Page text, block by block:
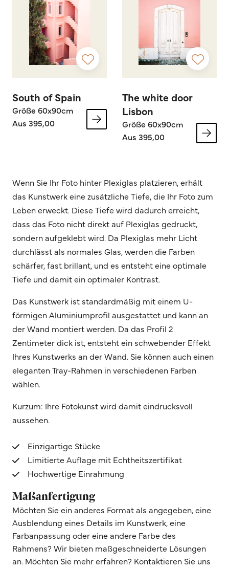
South of Spain
Größe 60x90cm
Aus 395,00
The white door
Lisbon
Größe 60x90cm
Aus 395,00
Wenn Sie Ihr Foto hinter Plexiglas platzieren, erhält
das Kunstwerk eine zusätzliche Tiefe, die Ihr Foto zum
Leben erweckt. Diese Tiefe wird dadurch erreicht,
dass das Foto nicht direkt auf Plexiglas gedruckt,
sondern aufgeklebt wird. Da Plexiglas mehr Licht
durchlässt als normales Glas, werden die Farben
schärfer, fast brillant, und es entsteht eine optimale
Tiefe und damit ein optimaler Kontrast.
Das Kunstwerk ist standardmäßig mit einem U-
förmigen Aluminiumprofil ausgestattet und kann an
der Wand montiert werden. Da das Profil 2
Zentimeter dick ist, entsteht ein schwebender Effekt
Ihres Kunstwerks an der Wand. Sie können auch einen
eleganten Tray-Rahmen in verschiedenen Farben
wählen.
Kurzum: Ihre Fotokunst wird damit eindrucksvoll
aussehen.
Einzigartige Stücke
Limitierte Auflage mit Echtheitszertifikat
Hochwertige Einrahmung
Maßanfertigung
Möchten Sie ein anderes Format als angegeben, eine
Ausblendung eines Details im Kunstwerk, eine
Farbanpassung oder eine andere Farbe des
Rahmens? Wir bieten maßgeschneiderte Lösungen
an. Möchten Sie mehr erfahren? Kontaktieren Sie uns